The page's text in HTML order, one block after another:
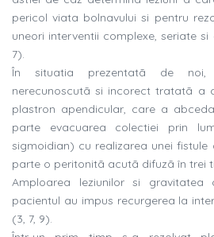
pericol viata bolnavului si pentru
uneori interventii complexe, seriate
7).
În situatia prezentatã de
nerecunoscutã si incorect tratatã a
plastron apendicular, care a
parte evacuarea colectiei prin
sigmoidian) cu realizarea unei
parte o peritonitã acutã difuzã în trei
Amploarea leziunilor si
pacientul au impus recurgerea la
(3, 7, 9).